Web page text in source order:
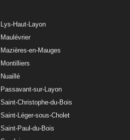
Lys-Haut-Layon
Maulévrier
Mazières-en-Mauges
Montilliers
Nuaillé
Passavant-sur-Layon
Saint-Christophe-du-Bois
Saint-Léger-sous-Cholet
Saint-Paul-du-Bois